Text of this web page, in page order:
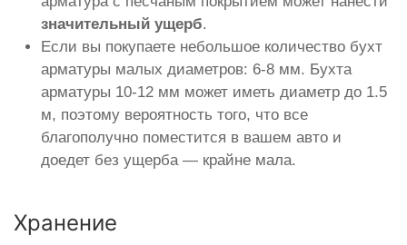
значительный ущерб.
Если вы покупаете небольшое количество бухт
арматуры малых диаметров: 6-8 мм. Бухта
арматуры 10-12 мм может иметь диаметр до 1.5
м, поэтому вероятность того, что все
благополучно поместится в вашем авто и
доедет без ущерба — крайне мала.
Хранение